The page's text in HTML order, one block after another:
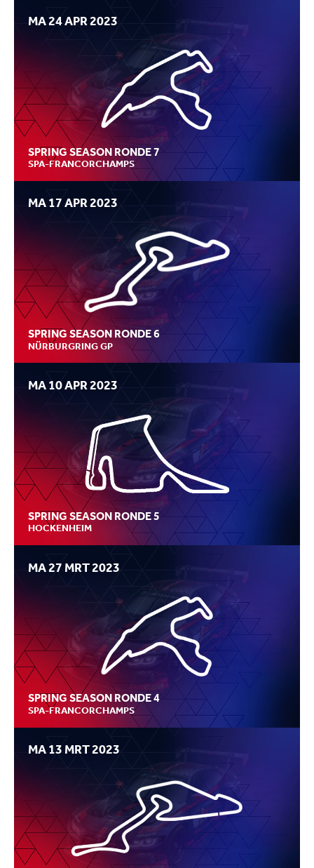
MA 24 APR 2023
SPRING SEASON RONDE 7
SPA-FRANCORCHAMPS
MA 17 APR 2023
SPRING SEASON RONDE 6
NÜRBURGRING GP
MA 10 APR 2023
SPRING SEASON RONDE 5
HOCKENHEIM
MA 27 MRT 2023
SPRING SEASON RONDE 4
SPA-FRANCORCHAMPS
MA 13 MRT 2023